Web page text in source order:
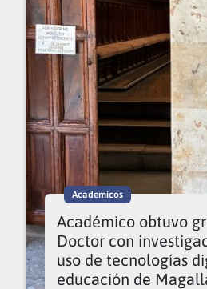
Academicos
Académico obtuvo
Doctor con
uso de tecnologías
educación de